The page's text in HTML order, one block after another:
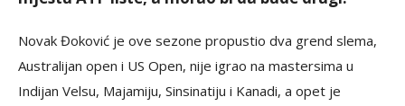
Novak Đoković je ove sezone propustio dva grend slema,
Australijan open i US Open, nije igrao na mastersima u
Indijan Velsu, Majamiju, Sinsinatiju i Kanadi, a opet je